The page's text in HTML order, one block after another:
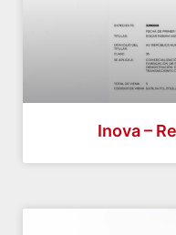
Inova –